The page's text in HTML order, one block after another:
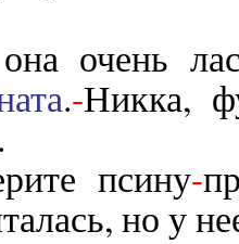
очень
.-Никка,
псину-
но у